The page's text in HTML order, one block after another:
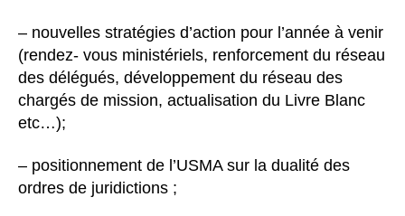
– nouvelles stratégies d’action pour l’année à venir
(rendez- vous ministériels, renforcement du réseau
des délégués, développement du réseau des
chargés de mission, actualisation du Livre Blanc
etc…);
– positionnement de l’USMA sur la dualité des
ordres de juridictions ;